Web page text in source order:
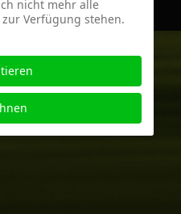
nicht mehr alle
Verfügung stehen.